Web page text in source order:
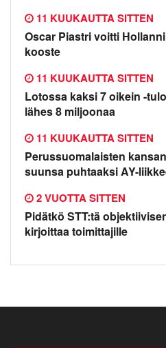
Oscar Piastri voitti
kooste
11 KUUKAUTTA SITTEN
Lotossa kaksi 7 oikein -
lähes 8 miljoonaa
11 KUUKAUTTA SITTEN
Perussuomalaisten
suunsa puhtaaksi AY-
11 KUUKAUTTA SITTEN
Pidätkö STT:tä
kirjoittaa toimittajille
2 VUOTTA SITTEN